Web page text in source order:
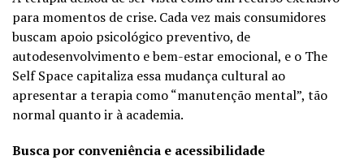
para momentos de crise. Cada vez mais consumidores
buscam apoio psicológico preventivo, de
autodesenvolvimento e bem-estar emocional, e o The
Self Space capitaliza essa mudança cultural ao
apresentar a terapia como “manutenção mental”, tão
normal quanto ir à academia.
Busca por conveniência e acessibilidade